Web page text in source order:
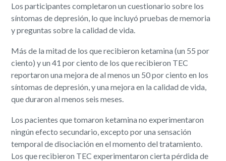
Los participantes completaron un cuestionario sobre los
síntomas de depresión, lo que incluyó pruebas de memoria
y preguntas sobre la calidad de vida.
Más de la mitad de los que recibieron ketamina (un 55 por
ciento) y un 41 por ciento de los que recibieron TEC
reportaron una mejora de al menos un 50 por ciento en los
síntomas de depresión, y una mejora en la calidad de vida,
que duraron al menos seis meses.
Los pacientes que tomaron ketamina no experimentaron
ningún efecto secundario, excepto por una sensación
temporal de disociación en el momento del tratamiento.
Los que recibieron TEC experimentaron cierta pérdida de